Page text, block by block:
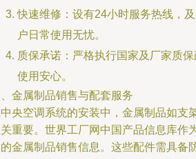
快速维修：设有24小时服务热线，
户日常使用无忧。
质保承诺：严格执行国家及厂家质
使用安心。
金属制品销售与配套服务
央空调系统的安装中，金属制品如支
重要。世界工厂网中国产品信息库作
金属制品销售信息。这些配件需具备